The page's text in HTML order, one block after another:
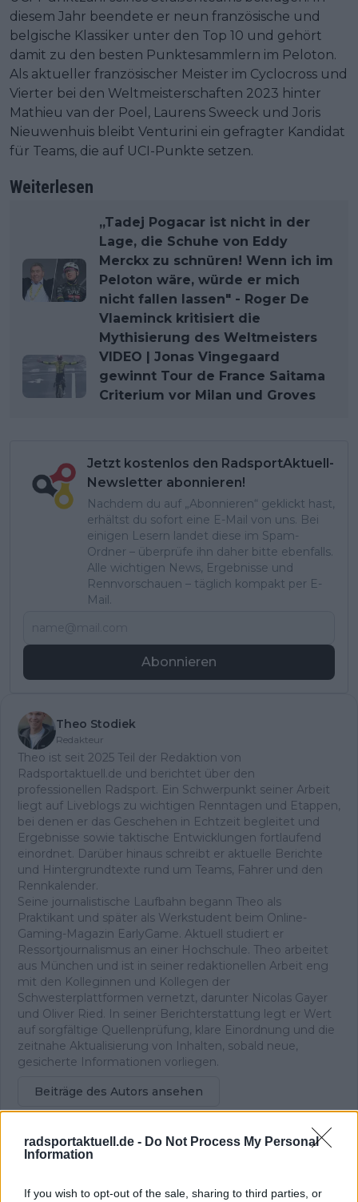
radsportaktuell.de - Do Not Process My Personal
Information
If you wish to opt-out of the sale, sharing to third parties, or
diesem Jahr beendete er neun französische und
belgische Klassiker unter den Top 10 und gehört
damit zu den besten Punktesammlern im Peloton.
Als aktueller französischer Meister im Cyclocross und
Vierter bei den Weltmeisterschaften 2023 hinter
Mathieu van der Poel, Laurens Sweeck und Joris
Nieuwenhuis bleibt Venturini ein gefragter Kandidat
für Teams, die auf UCI-Punkte setzen.
Weiterlesen
„Tadej Pogacar ist nicht in der
Lage, die Schuhe von Eddy
Merckx zu schnüren! Wenn ich im
Peloton wäre, würde er mich
nicht fallen lassen" - Roger De
Vlaeminck kritisiert die
Mythisierung des Weltmeisters
VIDEO | Jonas Vingegaard
gewinnt Tour de France Saitama
Criterium vor Milan und Groves
Jetzt kostenlos den RadsportAktuell-
Newsletter abonnieren!
Nachdem du auf „Abonnieren“ geklickt hast,
erhältst du sofort eine E-Mail von uns. Bei
einigen Lesern landet diese im Spam-
Ordner – überprüfe ihn daher bitte ebenfalls.
Alle wichtigen News, Ergebnisse und
Rennvorschauen – täglich kompakt per E-
Mail.
Abonnieren
Theo Stodiek
Redakteur
Theo ist seit 2025 Teil der Redaktion von
Radsportaktuell.de und berichtet über den
professionellen Radsport. Ein Schwerpunkt seiner Arbeit
liegt auf Liveblogs zu wichtigen Renntagen und Etappen,
bei denen er das Geschehen in Echtzeit begleitet und
Ergebnisse sowie taktische Entwicklungen fortlaufend
einordnet. Darüber hinaus schreibt er aktuelle Berichte
und Hintergrundtexte rund um Teams, Fahrer und den
Rennkalender.
Seine journalistische Laufbahn begann Theo als
Praktikant und später als Werkstudent beim Online-
Gaming-Magazin EarlyGame. Aktuell studiert er
Ressortjournalismus an einer Hochschule. Theo arbeitet
aus München und ist in seiner redaktionellen Arbeit eng
mit den Kolleginnen und Kollegen der
Schwesterplattformen vernetzt, darunter Nicolas Gayer
und Oliver Ried. In seiner Berichterstattung legt er Wert
auf sorgfältige Quellenprüfung, klare Einordnung und die
zeitnahe Aktualisierung von Inhalten, sobald neue,
gesicherte Informationen vorliegen.
Beiträge des Autors ansehen
Besucher 0